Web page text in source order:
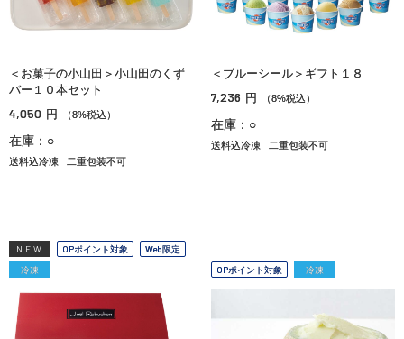
＜お菓子の小山田＞小山田のくず
バー１０本セット
4,050 円 （8%税込）
在庫：○
送料込冷凍 二重包装不可
＜ブルーシール＞ギフト１８
7,236 円 （8%税込）
在庫：○
送料込冷凍 二重包装不可
NEW OPポイント対象
Web限定
冷凍
OPポイント対象 冷凍